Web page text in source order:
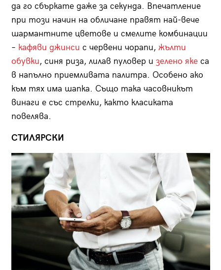
да го сбъркате даже за секунда. Впечатление
при този начин на обличане правят най-вече
шармантните цветове и смелите комбинации
– кафяви джинси с червени чорапи, жълти
обувки, синя риза, лилав пуловер и зелено якеса
в напълно приемливата палитра. Особено ако
към тях има шапка. Също така часовникът
винаги е със стрелки, както класиката
повелява.
СТИЛЯРСКИ